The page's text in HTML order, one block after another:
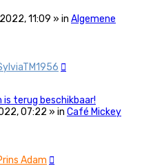
11:09 » in Algemene
terug beschikbaar!
07:22 » in Café Mickey
Adam